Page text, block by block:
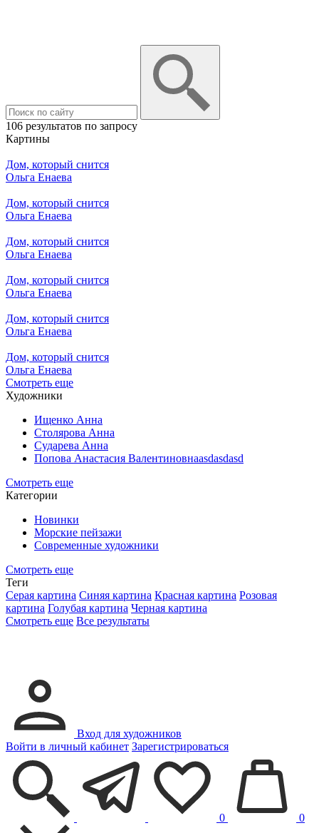
106 результатов по запросу
Картины
Дом, который снится
Ольга Енаева
Дом, который снится
Ольга Енаева
Дом, который снится
Ольга Енаева
Дом, который снится
Ольга Енаева
Дом, который снится
Ольга Енаева
Дом, который снится
Ольга Енаева
Смотреть еще
Художники
Ищенко Анна
Столярова Анна
Сударева Анна
Попова Анастасия Валентиновнаasdasdasd
Смотреть еще
Категории
Новинки
Морские пейзажи
Современные художники
Смотреть еще
Теги
Серая картина Синяя картина Красная картина Розовая
картина Голубая картина Черная картина
Смотреть еще Все результаты
Вход для художников
Войти в личный кабинет Зарегистрироваться
0 0